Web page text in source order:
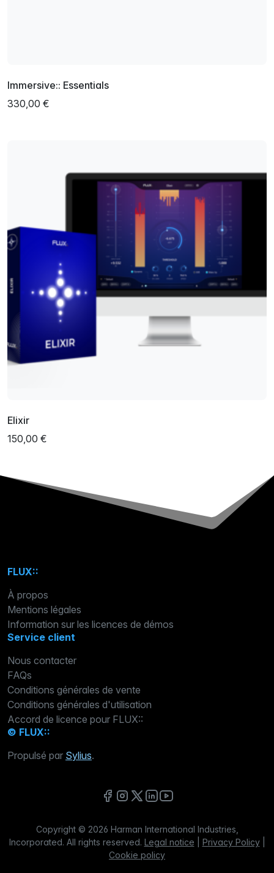
Immersive:: Essentials
330,00 €
Elixir
150,00 €
FLUX::
À propos
Mentions légales
Information sur les licences de démos
Service client
Nous contacter
FAQs
Conditions générales de vente
Conditions générales d'utilisation
Accord de licence pour FLUX::
© FLUX::
Propulsé par Sylius.
Copyright © 2026 Harman International Industries,
Incorporated. All rights reserved. Legal notice Privacy Policy|
Cookie policy